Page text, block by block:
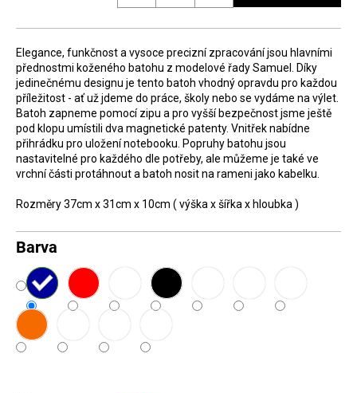
Barva
Elegance, funkčnost a vysoce precizní zpracování jsou hlavními
přednostmi koženého batohu z modelové řady Samuel. Díky
jedinečnému designu je tento batoh vhodný opravdu pro každou
příležitost - ať už jdeme do práce, školy nebo se vydáme na výlet.
Batoh zapneme pomocí zipu a pro vyšší bezpečnost jsme ještě
pod klopu umístili dva magnetické patenty. Vnitřek nabídne
přihrádku pro uložení notebooku. Popruhy batohu jsou
nastavitelné pro každého dle potřeby, ale můžeme je také ve
vrchní části protáhnout a batoh nosit na rameni jako kabelku.
Rozměry 37cm x 31cm x 10cm ( výška x šířka x hloubka )
D
o
p
o
r
u
č
u
e
m
e